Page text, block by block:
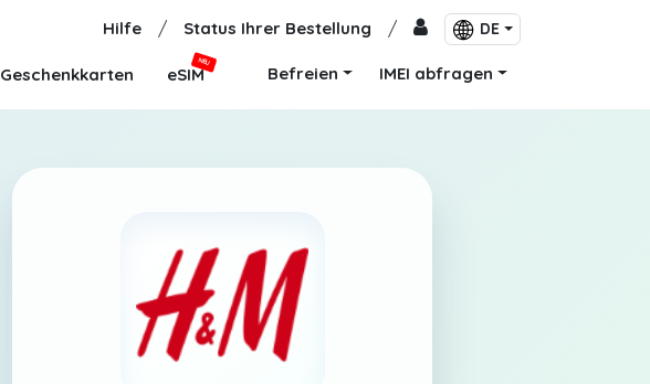
Hilfe / Status Ihrer Bestellung / DE
Geschenkkarten eSIM
NEU
Befreien IMEI abfragen